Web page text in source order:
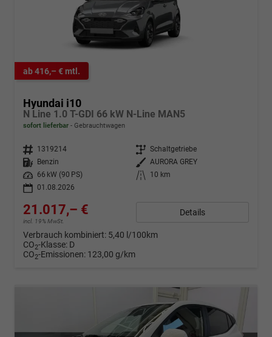
ab 416,– € mtl.
Hyundai i10
N Line 1.0 T-GDI 66 kW N-Line MAN5
sofort lieferbar Gebrauchtwagen
Fahrzeugnr. 1319214 Getriebe Schaltgetriebe
Kraftstoff
Benzin Außenfarbe AURORA GREY
Leistung
66 kW (90 PS) Kilometerstand
10 km
01.08.2026
21.017,– €
incl. 19% MwSt.
Details
Verbrauch kombiniert: 5,40 l/100km
CO2-Klasse: D
CO2-Emissionen: 123,00 g/km